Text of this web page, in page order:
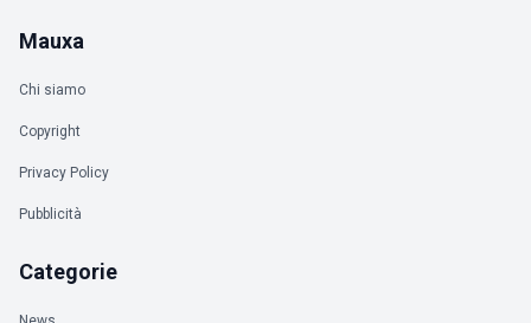
Mauxa
Chi siamo
Copyright
Privacy Policy
Pubblicità
Categorie